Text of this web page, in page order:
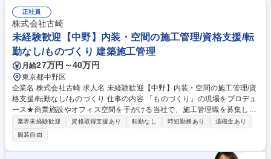
ンツにまつわる動画作成などもおまかせします(購買意欲が増すサンプル
動画の作成や販売店で流れる動画など）。 作品の中身の面白さだけでなく
PRやパッケージから、ワクワクするような「全体」の面白さを、日本一
有名なアダルト会社で追及しませんか？ 募集職種 【ディレクター】目指
せ売れっ子ディレクター！/日本一有名なアダルト会社
正社員
株式会社古崎
未経験歓迎【中野】内装・空間の施工管理/資格支援/転
勤なし/ものづくり 建築施工管理
月給27万円～40万円
東京都中野区
企業名 株式会社古崎 求人名 未経験歓迎【中野】内装・空間の施工管理/資
格支援/転勤なし/ものづくり 仕事の内容 「ものづくり」の現場をプロデュ
ース★商業施設やオフィス空間を手がける当社で、施工管理職を募集しま
す。企画・設計・製造・施工をワンストップで担う古崎だからこそ、プロ
ジェクト全体に関わる醍醐味があり 【具体的には】施工スケジュールの作
成・調整/各業者との打ち合わせ/現場での進行・品質・安全管理/社内設
計・製造チームとの連携業務 【やりがい】商業施設や話題の店舗を形にす
業界未経験歓迎 資格取得支援あり 転勤なし 時短勤務あり
退職金あり
服装自由